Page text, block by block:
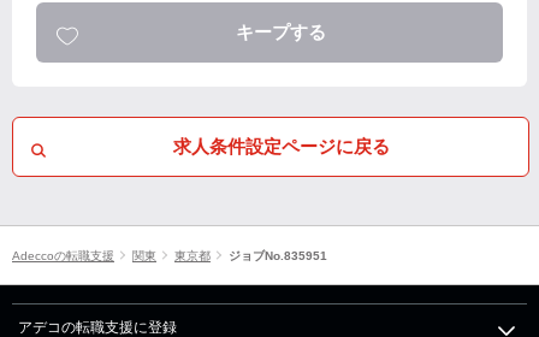
キープする
求人条件設定ページに戻る
Adeccoの転職支援 関東 東京都 ジョブNo.835951
アデコの転職支援に登録